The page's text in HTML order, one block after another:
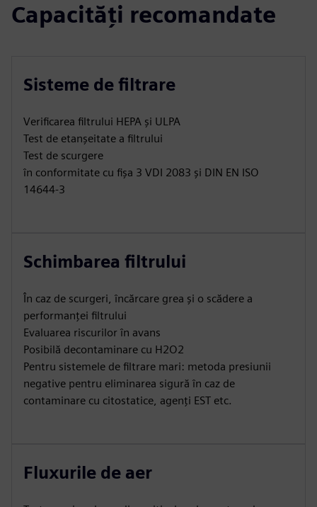
Capacități recomandate
Sisteme de filtrare
Verificarea filtrului HEPA și ULPA
Test de etanșeitate a filtrului
Test de scurgere
în conformitate cu fișa 3 VDI 2083 și DIN EN ISO
14644-3
Schimbarea filtrului
În caz de scurgeri, încărcare grea și o scădere a
performanței filtrului
Evaluarea riscurilor în avans
Posibilă decontaminare cu H2O2
Pentru sistemele de filtrare mari: metoda presiunii
negative pentru eliminarea sigură în caz de
contaminare cu citostatice, agenți EST etc.
Fluxurile de aer